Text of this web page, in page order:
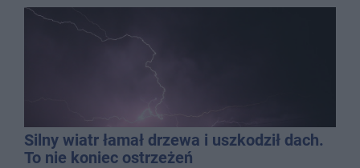
Silny wiatr łamał drzewa i uszkodził dach.
To nie koniec ostrzeżeń